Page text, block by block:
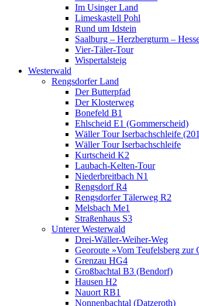
Im Usinger Land
Limeskastell Pohl
Rund um Idstein
Saalburg – Herzbergturm –
Vier-Täler-Tour
Wispertalsteig
Westerwald
Rengsdorfer Land
Der Butterpfad
Der Klosterweg
Bonefeld B1
Ehlscheid E1 (Gommerscheid)
Wäller Tour Iserbachschleife
Wäller Tour Iserbachschleife
Kurtscheid K2
Laubach-Kelten-Tour
Niederbreitbach N1
Rengsdorf R4
Rengsdorfer Tälerweg R2
Melsbach Me1
Straßenhaus S3
Unterer Westerwald
Drei-Wäller-Weiher-Weg
Georoute »Vom Teufelsberg zur
Grenzau HG4
Großbachtal B3 (Bendorf)
Hausen H2
Nauort RB1
Nonnenbachtal (Datzeroth)